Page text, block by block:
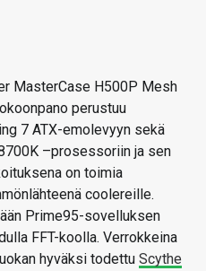
MasterCase H500P Mesh
perustuu
7 ATX-emolevyyn sekä
–prosessoriin ja sen
on toimia
coolereille.
Prime95-sovelluksen
FFT-koolla. Verrokkeina
hyväksi todettu Scythe